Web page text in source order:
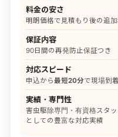
料金の安さ
明朗価格で見積もり後の追
保証内容
90日間の再発防止保証つき
対応スピード
申込から最短20分で現場到
実績・専門性
害虫駆除専門・有資格スタ
としての豊富な対応実績